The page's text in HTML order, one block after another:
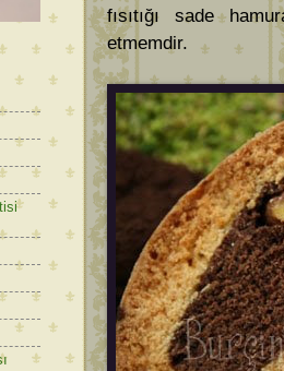
fısıtığı sade
etmemdir.